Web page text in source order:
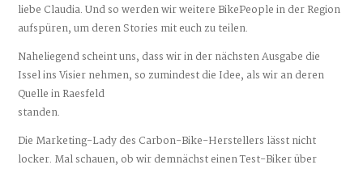
liebe Claudia. Und so werden wir weitere BikePeople in der Region
aufspüren, um deren Stories mit euch zu teilen.
Naheliegend scheint uns, dass wir in der nächsten Ausgabe die
Issel ins Visier nehmen, so zumindest die Idee, als wir an deren
Quelle in Raesfeld
standen.
Die Marketing-Lady des Carbon-Bike-Herstellers lässt nicht
locker. Mal schauen, ob wir demnächst einen Test-Biker über